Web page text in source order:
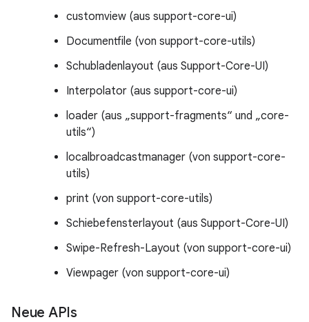
customview (aus support-core-ui)
Documentfile (von support-core-utils)
Schubladenlayout (aus Support-Core-UI)
Interpolator (aus support-core-ui)
loader (aus „support-fragments“ und „core-
utils“)
localbroadcastmanager (von support-core-
utils)
print (von support-core-utils)
Schiebefensterlayout (aus Support-Core-UI)
Swipe-Refresh-Layout (von support-core-ui)
Viewpager (von support-core-ui)
Neue APIs